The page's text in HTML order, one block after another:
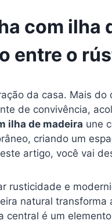
com ilha
entre o
da casa. Mais
de convivência,
ilha de madeira une
criando um
artigo, você vai
rusticidade e
natural transforma
central é um